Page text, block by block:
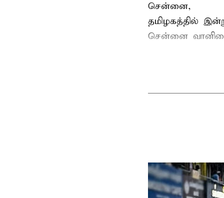
சென்னை,
தமிழகத்தில்
சென்னை வானிலை